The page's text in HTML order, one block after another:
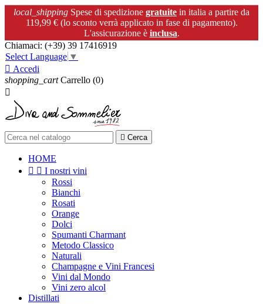
local_shipping Spese di spedizione gratuite in italia a partire da
119,99 € (lo sconto verrà applicato in fase di pagamento).
L'assicurazione è inclusa.
Chiamaci: (+39) 39 17416919
Select Language ▼
 Accedi
shopping_cart Carrello (0)

 Cerca
HOME
  I nostri vini
Rossi
Bianchi
Rosati
Orange
Dolci
Spumanti Charmant
Metodo Classico
Naturali
Champagne e Vini Francesi
Vini dal Mondo
Vini zero alcol
Distillati